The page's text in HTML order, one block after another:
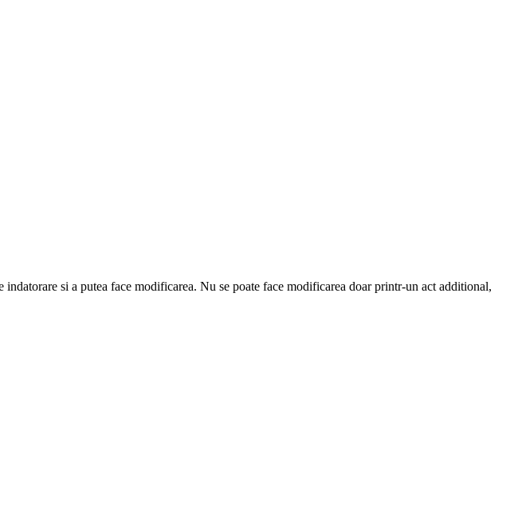
si a putea face modificarea. Nu se poate face modificarea doar printr-un act additional,